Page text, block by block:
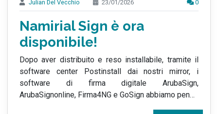
Julian Del Vecchio 23/01/2026 0
Namirial Sign è ora
disponibile!
Dopo aver distribuito e reso installabile, tramite il
software center Postinstall dai nostri mirror, i
software di firma digitale ArubaSign,
ArubaSignonline, Firma4NG e GoSign abbiamo pen…